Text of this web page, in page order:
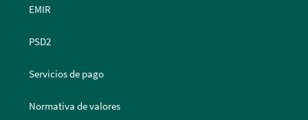
EMIR
PSD2
Servicios de pago
Normativa de valores